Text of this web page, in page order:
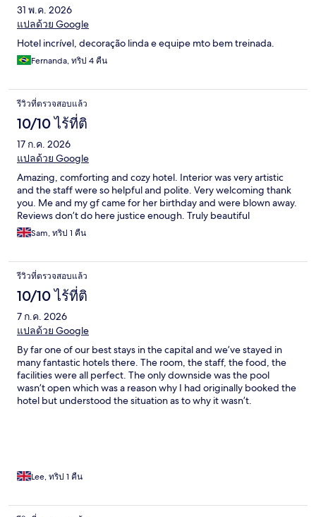
31 พ.ค. 2026
แปลด้วย Google
Hotel incrível, decoração linda e equipe mto bem treinada.
Fernanda, ทริป 4 คืน
รีวิวที่ตรวจสอบแล้ว
10/10 ไร้ที่ติ
17 ก.ค. 2026
แปลด้วย Google
Amazing, comforting and cozy hotel. Interior was very artistic
and the staff were so helpful and polite. Very welcoming thank
you. Me and my gf came for her birthday and were blown away.
Reviews don’t do here justice enough. Truly beautiful
Sam, ทริป 1 คืน
รีวิวที่ตรวจสอบแล้ว
10/10 ไร้ที่ติ
7 ก.ค. 2026
แปลด้วย Google
By far one of our best stays in the capital and we’ve stayed in
many fantastic hotels there. The room, the staff, the food, the
facilities were all perfect. The only downside was the pool
wasn’t open which was a reason why I had originally booked the
hotel but understood the situation as to why it wasn’t.
Lee, ทริป 1 คืน